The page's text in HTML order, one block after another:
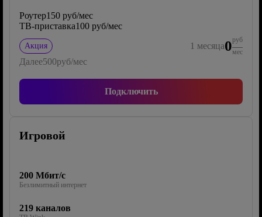
Роутер150 руб/мес
ТВ-приставка100 руб/мес
Акция 1 месяца0руб
мес
Далее500руб/мес
Подключить
Игровой
200 Мбит/с
Безлимитный интернет
219 каналов